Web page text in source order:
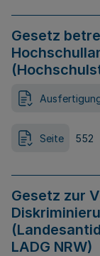
Gesetz
Seite 552
Gesetz zur
LADG NRW)